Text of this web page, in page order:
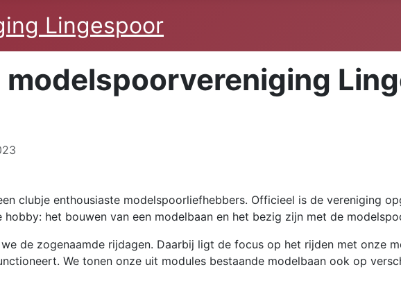
Lingespoor
modelspoorvereniging
clubje enthousiaste modelspoorliefhebbers. Officieel is de vereniging
hobby: het bouwen van een modelbaan en het bezig zijn met de
de zogenaamde rijdagen. Daarbij ligt de focus op het rijden met onze
We tonen onze uit modules bestaande modelbaan ook op